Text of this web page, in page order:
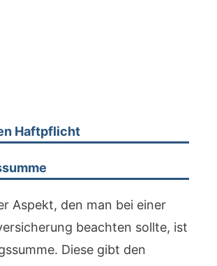
Haftpflicht
Aspekt, den man bei einer
beachten sollte, ist
Diese gibt den